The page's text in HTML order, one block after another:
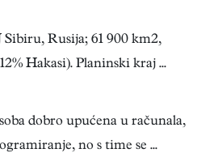
Rusija; 61 900 km2,
Hakasi). Planinski kraj ...
dobro upućena u računala,
no s time se ...